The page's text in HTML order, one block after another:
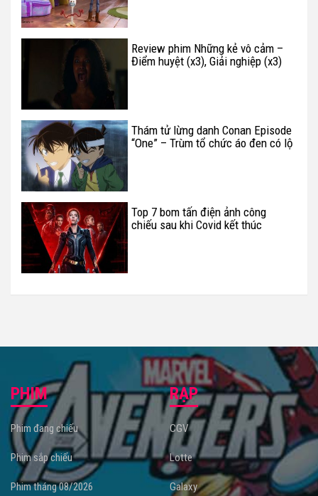
Review phim Những kẻ vô cảm –
Điểm huyệt (x3), Giải nghiệp (x3)
Thám tử lừng danh Conan Episode
“One” – Trùm tổ chức áo đen có lộ
Top 7 bom tấn điện ảnh công
chiếu sau khi Covid kết thúc
PHIM
Phim đang chiếu
Phim sắp chiếu
Phim tháng 08/2026
RẠP
CGV
Lotte
Galaxy